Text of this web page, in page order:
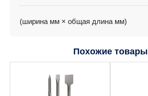
(ширина мм × общая длина мм)
Похожие товары